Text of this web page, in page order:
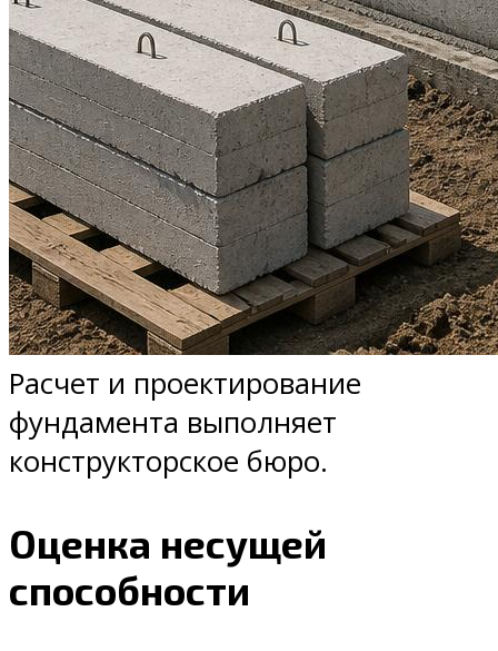
Расчет и проектирование
фундамента выполняет
конструкторское бюро.
Оценка несущей
способности